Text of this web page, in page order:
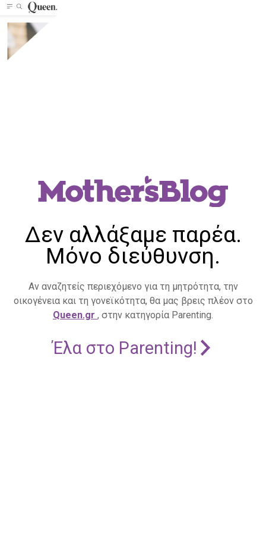
Δεν αλλάξαμε παρέα.
Μόνο διεύθυνση.
Αν αναζητείς περιεχόμενο για τη μητρότητα, την
οικογένεια και τη γονεϊκότητα, θα μας βρεις πλέον στο
Queen.gr , στην κατηγορία Parenting.
Έλα στο Parenting!